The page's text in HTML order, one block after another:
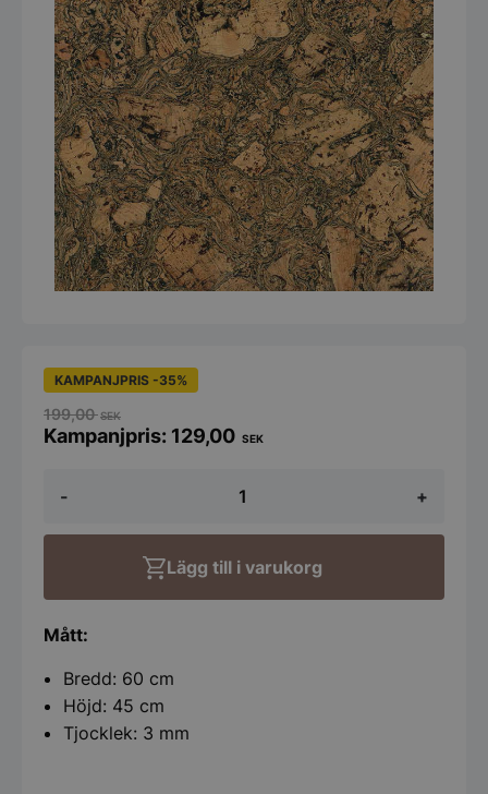
-
Iceberg
60x45
+
KAMPANJPRIS -35%
199,00SEK
129,00 SEK
Lägg till i varukorg
Mått:
Bredd: 60 cm
Höjd: 45 cm
Tjocklek: 3 mm